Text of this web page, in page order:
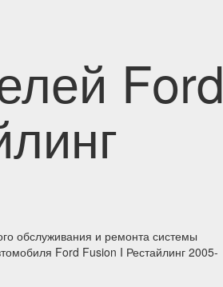
Ford
обслуживания и ремонта системы
Ford Fusion I Рестайлинг 2005-